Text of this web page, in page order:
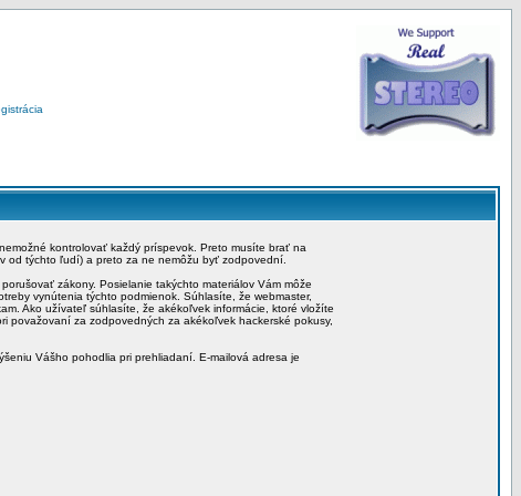
kontrolovať každý príspevok. Preto musíte brať na
od týchto ľudí) a preto za ne nemôžu byť zodpovední.
zákony. Posielanie takýchto materiálov Vám môže
vynútenia týchto podmienok. Súhlasíte, že webmaster,
Ako užívateľ súhlasíte, že akékoľvek informácie, ktoré vložíte
považovaní za zodpovedných za akékoľvek hackerské pokusy,
Vášho pohodlia pri prehliadaní. E-mailová adresa je